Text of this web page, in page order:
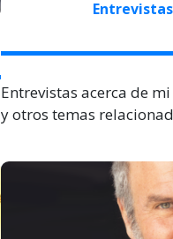
Entrevistas
Entrevistas acerca de
y otros temas